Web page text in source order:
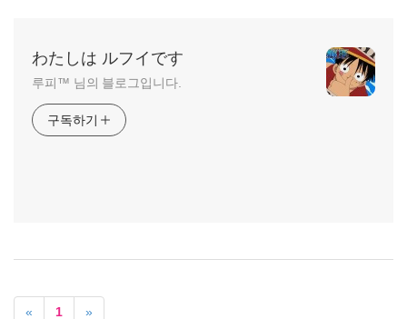
わたしは ルフイです
루피™ 님의 블로그입니다.
구독하기
« 1 »